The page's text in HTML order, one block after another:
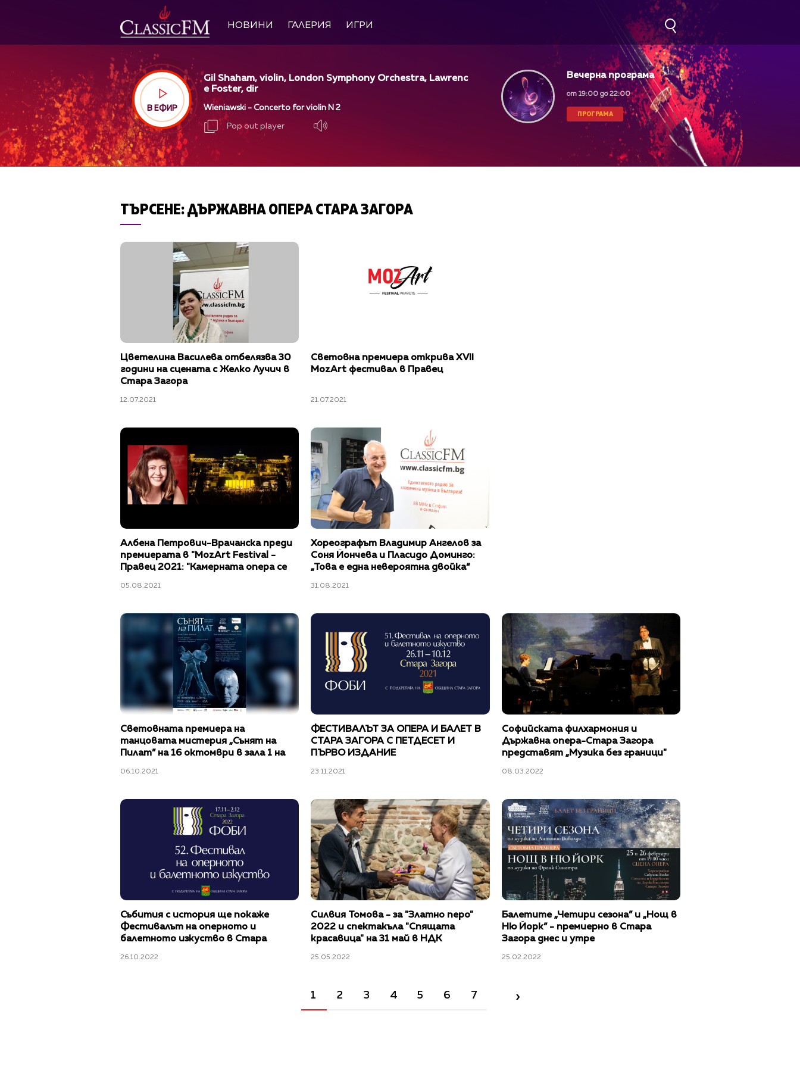
НОВИНИ ГАЛЕРИЯ ИГРИ
В ЕФИР
Gil Shaham, violin, London Symphony Orchestra, Lawrenc
e Foster, dir
Wieniawski - Concerto for violin N 2
Pop out player
Вечерна програма
от 19:00 до 22:00
ПРОГРАМА
ТЪРСЕНЕ:ДЪРЖАВНА ОПЕРА СТАРА ЗАГОРА
Цветелина Василева отбелязва 30
години на сцената с Желко Лучич в
Стара Загора
12.07.2021
Световна премиера открива XVII
MozArt фестивал в Правец
21.07.2021
Албена Петрович-Врачанска преди
премиерата в "MozArt Festival -
Правец 2021: "Камерната опера се
05.08.2021
Хореографът Владимир Ангелов за
Соня Йончева и Пласидо Доминго:
„Това е една невероятна двойка“
31.08.2021
Световната премиера на
танцовата мистерия „Сънят на
Пилат” на 16 октомври в зала 1 на
06.10.2021
ФЕСТИВАЛЪТ ЗА ОПЕРА И БАЛЕТ В
СТАРА ЗАГОРА С ПЕТДЕСЕТ И
ПЪРВО ИЗДАНИЕ
23.11.2021
Софийската филхармония и
Държавна опера-Стара Загора
представят „Музика без граници"
08.03.2022
Събития с история ще покаже
Фестивалът на оперното и
балетното изкуство в Стара
26.10.2022
Силвия Томова - за "Златно перо"
2022 и спектакъла "Спящата
красавица" на 31 май в НДК
25.05.2022
Балетите „Четири сезона” и „Нощ в
Ню Йорк” - премиерно в Стара
Загора днес и утре
25.02.2022
1 2 3 4 5 6 7 ›